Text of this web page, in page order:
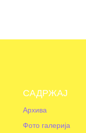
САДРЖАЈ
Архива
Фото галерија